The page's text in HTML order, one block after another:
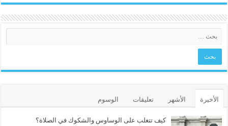
الأخيرة الأشهر تعليقات الوسوم
كيف تتغلب على الوساوس والشكوك في الصلاة؟